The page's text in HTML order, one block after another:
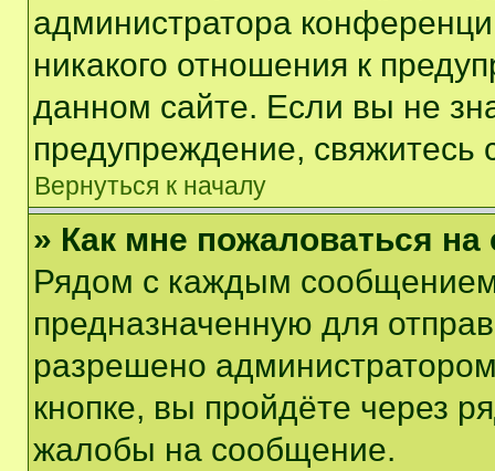
администратора
никакого отношения к
данном сайте. Если вы не
предупреждение,
Вернуться к началу
» Как мне пожаловаться
Рядом с каждым сообщением
предназначенную для
разрешено
кнопке, вы пройдёте через
жалобы на сообщение.